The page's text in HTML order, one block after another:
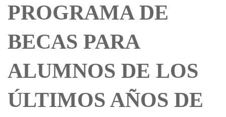
PROGRAMA DE
BECAS PARA
ALUMNOS DE LOS
ÚLTIMOS AÑOS DE